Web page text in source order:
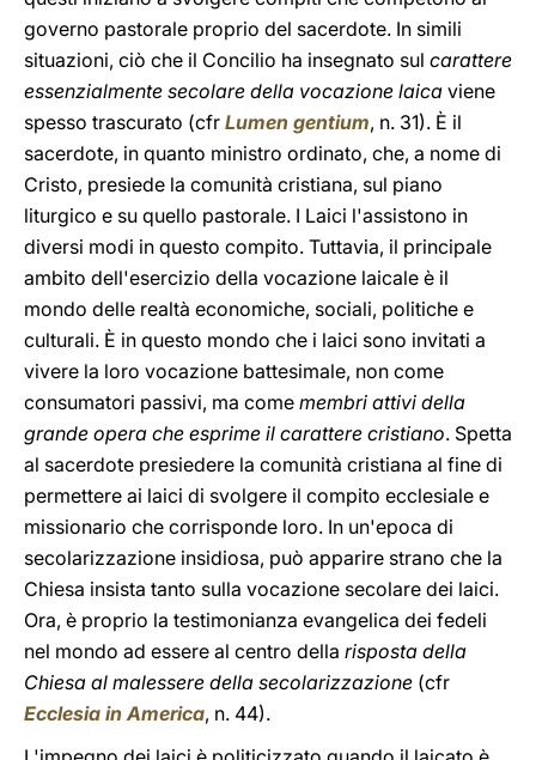
governo pastorale proprio del sacerdote. In simili
situazioni, ciò che il Concilio ha insegnato sul carattere
essenzialmente secolare della vocazione laica viene
spesso trascurato (cfr Lumen gentium, n. 31). È il
sacerdote, in quanto ministro ordinato, che, a nome di
Cristo, presiede la comunità cristiana, sul piano
liturgico e su quello pastorale. I Laici l'assistono in
diversi modi in questo compito. Tuttavia, il principale
ambito dell'esercizio della vocazione laicale è il
mondo delle realtà economiche, sociali, politiche e
culturali. È in questo mondo che i laici sono invitati a
vivere la loro vocazione battesimale, non come
consumatori passivi, ma come membri attivi della
grande opera che esprime il carattere cristiano. Spetta
al sacerdote presiedere la comunità cristiana al fine di
permettere ai laici di svolgere il compito ecclesiale e
missionario che corrisponde loro. In un'epoca di
secolarizzazione insidiosa, può apparire strano che la
Chiesa insista tanto sulla vocazione secolare dei laici.
Ora, è proprio la testimonianza evangelica dei fedeli
nel mondo ad essere al centro della risposta della
Chiesa al malessere della secolarizzazione (cfr
Ecclesia in America, n. 44).